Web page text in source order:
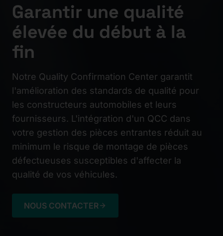
Garantir une qualité
élevée du début à la
fin
Notre Quality Confirmation Center garantit
l'amélioration des standards de qualité pour
les constructeurs automobiles et leurs
fournisseurs. L'intégration d'un QCC dans
votre gestion des pièces entrantes réduit au
minimum le risque de montage de pièces
défectueuses susceptibles d'affecter la
qualité de vos véhicules.
NOUS CONTACTER